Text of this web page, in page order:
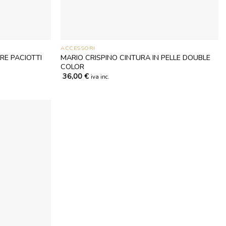
PACIOTTI
ACCESSORI
MARIO CRISPINO CINTURA IN PELLE DOUBLE
COLOR
36,00€ iva inc.